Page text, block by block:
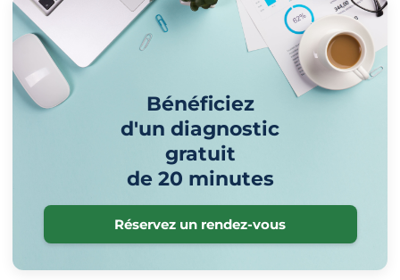
Bénéficiez
d'un diagnostic
gratuit
de 20 minutes
Réservez un rendez-vous